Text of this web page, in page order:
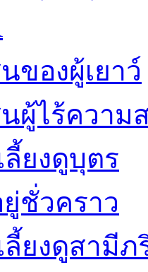
ของผู้เยาว์
ผู้ไร้ความ
ลี้ยงดูบุตร
ชั่วคราว
ลี้ยงดูสามีภ